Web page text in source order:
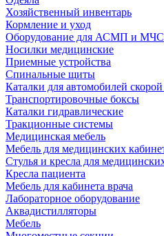
Хозяйственный инвентарь
Кормление и уход
Оборудование для АСМП и МЧС
Носилки медицинские
Приемные устройства
Спинальные щиты
Каталки для автомобилей
Транспортировочные боксы
Каталки гидравлические
Тракционные системы
Медицинская мебель
Мебель для медицинских
Стулья и кресла для
Кресла пациента
Мебель для кабинета врача
Лабораторное оборудование
Аквадистилляторы
Мебель